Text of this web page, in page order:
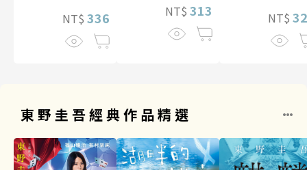
NT$ 336 NT$ 313 NT$
東野圭吾經典作品精選